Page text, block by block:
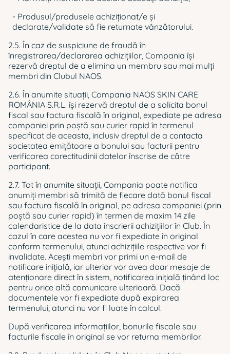
- Produsul/produsele achiziţionat/e şi
declarate/validate să fie returnate vânzătorului.
2.5. În caz de suspiciune de fraudă în
înregistrarea/declararea achizițiilor, Compania îşi
rezervă dreptul de a elimina un membru sau mai mulţi
membri din Clubul NAOS.
2.6. În anumite situaţii, Compania NAOS SKIN CARE
ROMÂNIA S.R.L. își rezervă dreptul de a solicita bonul
fiscal sau factura fiscală în original, expediate pe adresa
companiei prin poștă sau curier rapid în termenul
specificat de aceasta, inclusiv dreptul de a contacta
societatea emiţătoare a bonului sau facturii pentru
verificarea corectitudinii datelor înscrise de către
participant.
2.7. Tot în anumite situații, Compania poate notifica
anumiți membri să trimită de fiecare dată bonul fiscal
sau factura fiscală în original, pe adresa companiei (prin
poștă sau curier rapid) în termen de maxim 14 zile
calendaristice de la data înscrierii achizițiilor în Club. În
cazul în care acestea nu vor fi expediate în original
conform termenului, atunci achizițiile respective vor fi
invalidate. Acești membri vor primi un e-mail de
notificare inițială, iar ulterior vor avea doar mesaje de
atenționare direct în sistem, notificarea inițială ținând loc
pentru orice altă comunicare ulterioară. Dacă
documentele vor fi expediate după expirarea
termenului, atunci nu vor fi luate în calcul.
După verificarea informațiilor, bonurile fiscale sau
facturile fiscale în original se vor returna membrilor.